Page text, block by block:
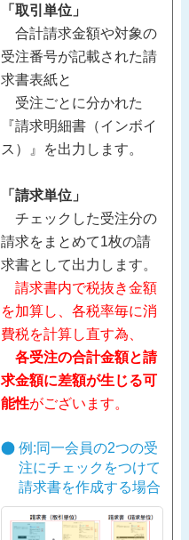
「取引単位」
合計請求金額や対象の
受注番号が記載された請
求書表紙と
受注ごとに分かれた
『請求明細書（インボイ
ス）』を出力します。
「請求単位」
チェックした受注分の
請求をまとめて1枚の請
求書として出力します。
請求書内で税抜き金額
を加算し、各税率毎に消
費税を計算し直す為、
各受注の合計金額と請
求金額に差額が生じる可
能性がございます。
例:同一会員の2つの受
注にチェックをつけて
請求書を作成する場合